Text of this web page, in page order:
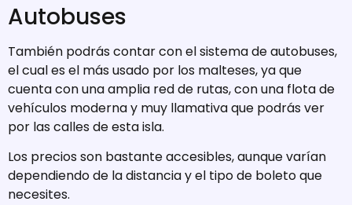
Autobuses
También podrás contar con el sistema de autobuses,
el cual es el más usado por los malteses, ya que
cuenta con una amplia red de rutas, con una flota de
vehículos moderna y muy llamativa que podrás ver
por las calles de esta isla.
Los precios son bastante accesibles, aunque varían
dependiendo de la distancia y el tipo de boleto que
necesites.